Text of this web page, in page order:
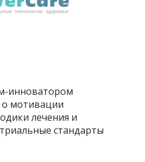
инноватором
мотивации
лечения и
стандарты